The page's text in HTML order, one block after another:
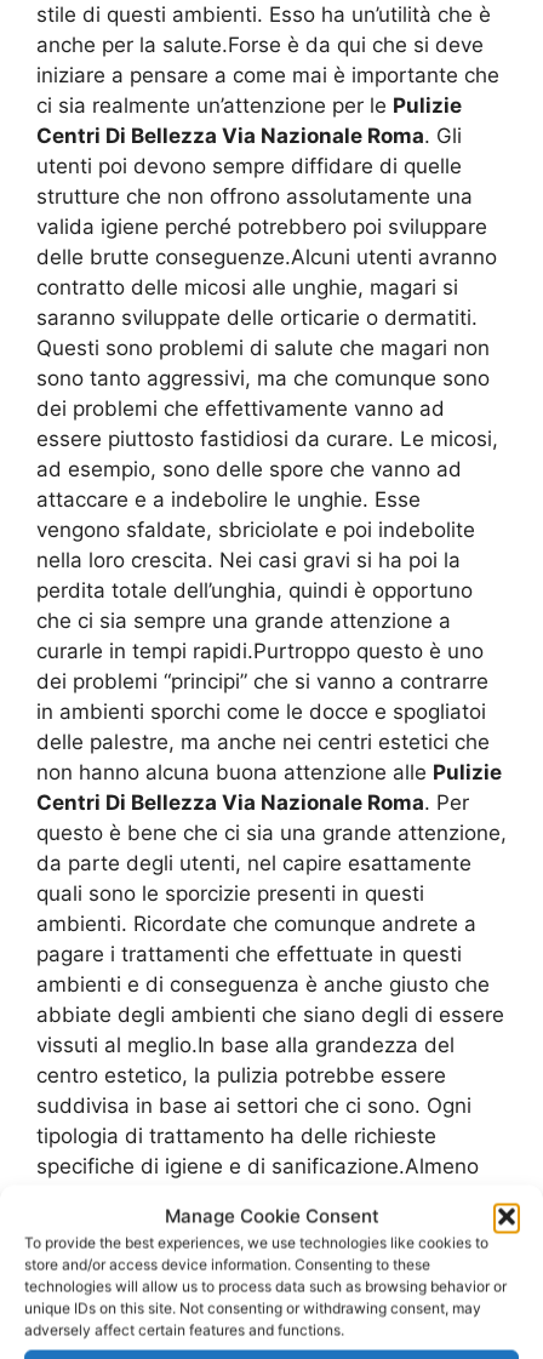
Manage Cookie Consent
To provide the best experiences, we use technologies like cookies to
store and/or access device information. Consenting to these
technologies will allow us to process data such as browsing behavior or
unique IDs on this site. Not consenting or withdrawing consent, may
adversely affect certain features and functions.
stile di questi ambienti. Esso ha un’utilità che è
anche per la salute.Forse è da qui che si deve
iniziare a pensare a come mai è importante che
ci sia realmente un’attenzione per le Pulizie
Centri Di Bellezza Via Nazionale Roma. Gli
utenti poi devono sempre diffidare di quelle
strutture che non offrono assolutamente una
valida igiene perché potrebbero poi sviluppare
delle brutte conseguenze.Alcuni utenti avranno
contratto delle micosi alle unghie, magari si
saranno sviluppate delle orticarie o dermatiti.
Questi sono problemi di salute che magari non
sono tanto aggressivi, ma che comunque sono
dei problemi che effettivamente vanno ad
essere piuttosto fastidiosi da curare. Le micosi,
ad esempio, sono delle spore che vanno ad
attaccare e a indebolire le unghie. Esse
vengono sfaldate, sbriciolate e poi indebolite
nella loro crescita. Nei casi gravi si ha poi la
perdita totale dell’unghia, quindi è opportuno
che ci sia sempre una grande attenzione a
curarle in tempi rapidi.Purtroppo questo è uno
dei problemi “principi” che si vanno a contrarre
in ambienti sporchi come le docce e spogliatoi
delle palestre, ma anche nei centri estetici che
non hanno alcuna buona attenzione alle Pulizie
Centri Di Bellezza Via Nazionale Roma. Per
questo è bene che ci sia una grande attenzione,
da parte degli utenti, nel capire esattamente
quali sono le sporcizie presenti in questi
ambienti. Ricordate che comunque andrete a
pagare i trattamenti che effettuate in questi
ambienti e di conseguenza è anche giusto che
abbiate degli ambienti che siano degli di essere
vissuti al meglio.In base alla grandezza del
centro estetico, la pulizia potrebbe essere
suddivisa in base ai settori che ci sono. Ogni
tipologia di trattamento ha delle richieste
specifiche di igiene e di sanificazione.Almeno
intervento di sanificazione ad ozono oppure
anche a vapore che vada a interessare tutta
l’estensione degli ambienti, ma ogni giorno ci
deve poi essere un’attenzione nellePulizie
Centri Di Bellezza Via Nazionale Romaper